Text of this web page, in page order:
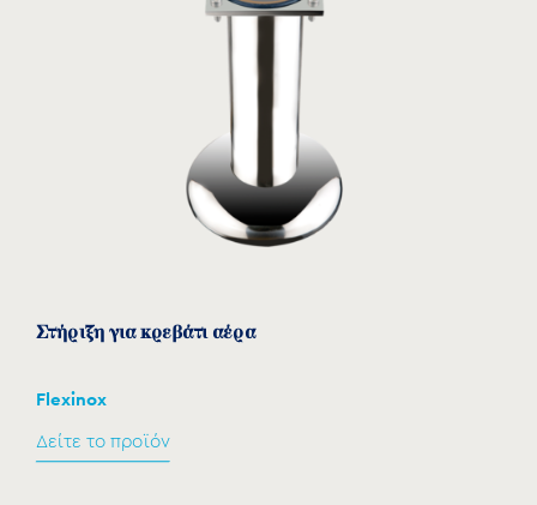
Στήριξη για κρεβάτι αέρα
Flexinox
Δείτε το προϊόν